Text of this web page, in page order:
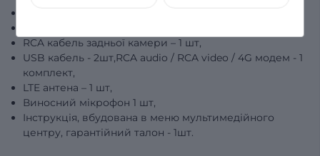
RCA кабель задньої камери – 1 шт,
USB кабель - 2шт,RCA audio / RCA video / 4G модем - 1
комплект,
LTE антена – 1 шт,
Виносний мікрофон 1 шт,
Інструкція, вбудована в меню мультимедійного
центру, гарантійний талон - 1шт.